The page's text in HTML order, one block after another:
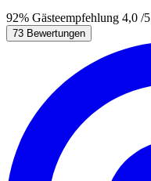
92% Gästeempfehlung 4,0 /5
73 Bewertungen